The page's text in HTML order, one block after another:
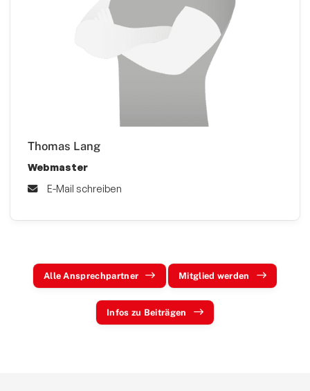
Thomas Lang
Webmaster
E-Mail schreiben
Alle Ansprechpartner Mitglied werden
Infos zu Beiträgen